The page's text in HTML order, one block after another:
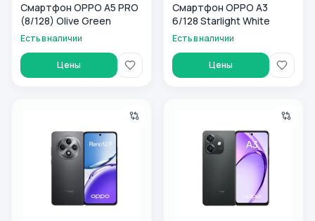
Смартфон OPPO A5 PRO
(8/128) Olive Green
Есть в наличии
Цены
Смартфон OPPO A3
6/128 Starlight White
Есть в наличии
Цены